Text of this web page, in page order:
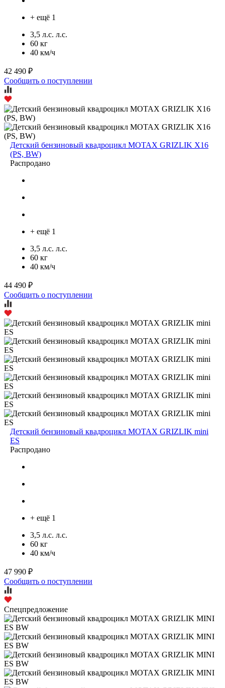
+ ещё 1
3,5 л.с. л.с.
60 кг
40 км/ч
42 490 ₽
Сообщить о поступлении
Детский бензиновый квадроцикл MOTAX GRIZLIK X16
(PS, BW)
Распродано
+ ещё 1
3,5 л.с. л.с.
60 кг
40 км/ч
44 490 ₽
Сообщить о поступлении
Детский бензиновый квадроцикл MOTAX GRIZLIK mini
ES
Распродано
+ ещё 1
3,5 л.с. л.с.
60 кг
40 км/ч
47 990 ₽
Сообщить о поступлении
Спецпредложение